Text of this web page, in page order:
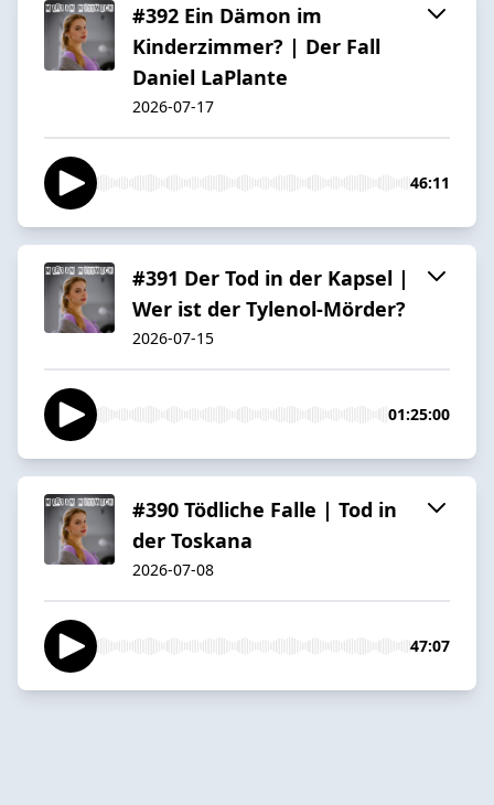
#392 Ein Dämon im
Kinderzimmer? | Der Fall
Daniel LaPlante
2026-07-17
46:11
#391 Der Tod in der Kapsel |
Wer ist der Tylenol-Mörder?
2026-07-15
01:25:00
#390 Tödliche Falle | Tod in
der Toskana
2026-07-08
47:07